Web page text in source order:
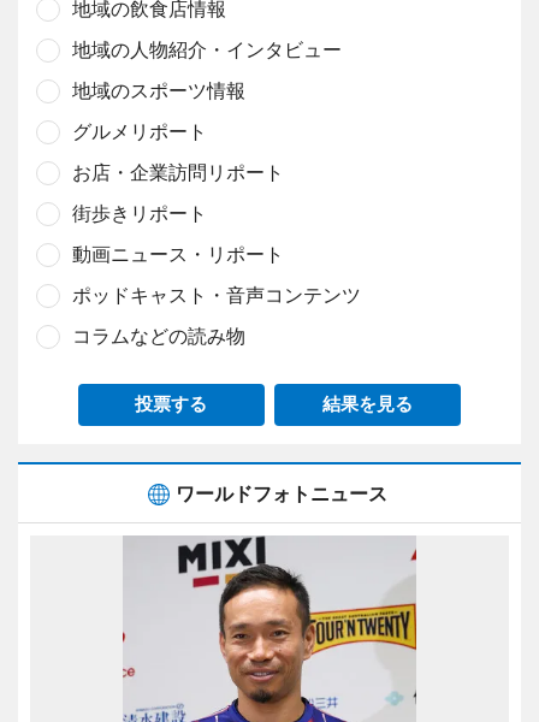
地域の飲食店情報
地域の人物紹介・インタビュー
地域のスポーツ情報
グルメリポート
お店・企業訪問リポート
街歩きリポート
動画ニュース・リポート
ポッドキャスト・音声コンテンツ
コラムなどの読み物
投票する 結果を見る
ワールドフォトニュース